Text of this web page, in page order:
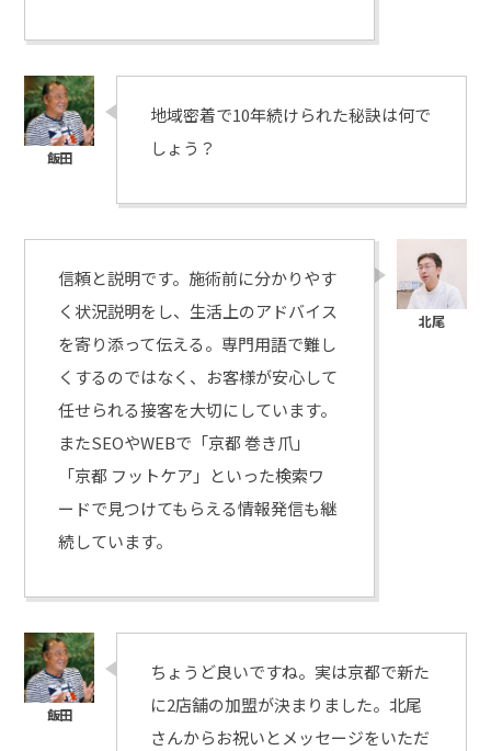
地域密着で10年続けられた秘訣は何で
しょう？
信頼と説明です。施術前に分かりやす
く状況説明をし、生活上のアドバイス
を寄り添って伝える。専門用語で難し
くするのではなく、お客様が安心して
任せられる接客を大切にしています。
またSEOやWEBで「京都 巻き爪」
「京都 フットケア」といった検索ワ
ードで見つけてもらえる情報発信も継
続しています。
ちょうど良いですね。実は京都で新た
に2店舗の加盟が決まりました。北尾
さんからお祝いとメッセージをいただ